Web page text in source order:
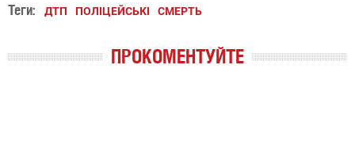
Теги: ДТП ПОЛІЦЕЙСЬКІ СМЕРТЬ
ПРОКОМЕНТУЙТЕ